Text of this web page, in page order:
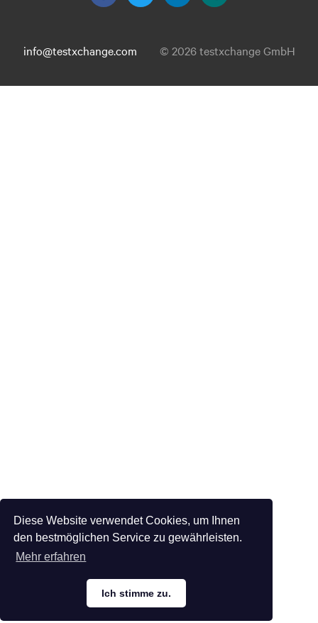
Diese Website verwendet Cookies, um Ihnen
den bestmöglichen Service zu gewährleisten.
Mehr erfahren
Ich stimme zu.
info@testxchange.com © 2026 testxchange GmbH